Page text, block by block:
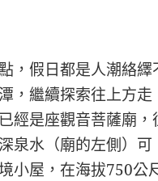
，假日都是人潮絡繹
，繼續探索往上方走
經是座觀音菩薩廟，
泉水（廟的左側）可
小屋，在海拔750公